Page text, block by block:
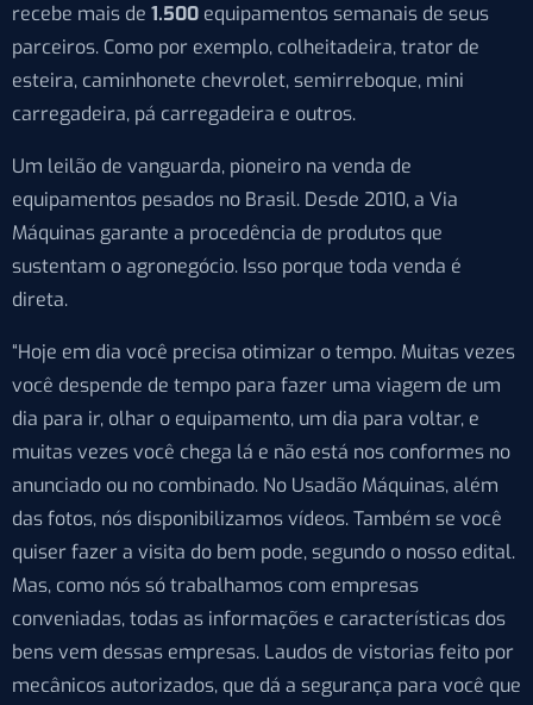
recebe mais de 1.500 equipamentos semanais de seus
parceiros. Como por exemplo, colheitadeira, trator de
esteira, caminhonete chevrolet, semirreboque, mini
carregadeira, pá carregadeira e outros.
Um leilão de vanguarda, pioneiro na venda de
equipamentos pesados no Brasil. Desde 2010, a Via
Máquinas garante a procedência de produtos que
sustentam o agronegócio. Isso porque toda venda é
direta.
“Hoje em dia você precisa otimizar o tempo. Muitas vezes
você despende de tempo para fazer uma viagem de um
dia para ir, olhar o equipamento, um dia para voltar, e
muitas vezes você chega lá e não está nos conformes no
anunciado ou no combinado. No Usadão Máquinas, além
das fotos, nós disponibilizamos vídeos. Também se você
quiser fazer a visita do bem pode, segundo o nosso edital.
Mas, como nós só trabalhamos com empresas
conveniadas, todas as informações e características dos
bens vem dessas empresas. Laudos de vistorias feito por
mecânicos autorizados, que dá a segurança para você que